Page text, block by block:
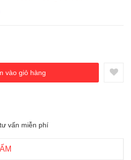
vào giỏ hàng
vấn miễn phí